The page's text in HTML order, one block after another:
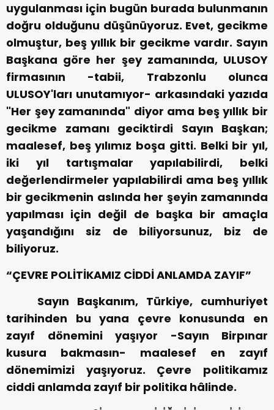
uygulanması için bugün burada bulunmanın
doğru olduğunu düşünüyoruz. Evet, gecikme
olmuştur, beş yıllık bir gecikme vardır. Sayın
Başkana göre her şey zamanında, ULUSOY
firmasının -tabii, Trabzonlu olunca
ULUSOY'ları unutamıyor- arkasındaki yazıda
"Her şey zamanında" diyor ama beş yıllık bir
gecikme zamanı geciktirdi Sayın Başkan;
maalesef, beş yılımız boşa gitti. Belki bir yıl,
iki yıl tartışmalar yapılabilirdi, belki
değerlendirmeler yapılabilirdi ama beş yıllık
bir gecikmenin aslında her şeyin zamanında
yapılması için değil de başka bir amaçla
yaşandığını siz de biliyorsunuz, biz de
biliyoruz.
“ÇEVRE POLİTİKAMIZ CİDDİ ANLAMDA ZAYIF”
Sayın Başkanım, Türkiye, cumhuriyet
tarihinden bu yana çevre konusunda en
zayıf dönemini yaşıyor -Sayın Birpınar
kusura bakmasın- maalesef en zayıf
dönemimizi yaşıyoruz. Çevre politikamız
ciddi anlamda zayıf bir politika hâlinde.